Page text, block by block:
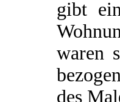
gibt
waren
des